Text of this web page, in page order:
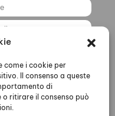
come i cookie per
Il consenso a queste
di
o ritirare il consenso può
accettato la Privacy